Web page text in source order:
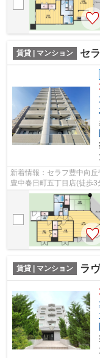
賃貸 | マンション セ
新着情報：セラフ豊中向
豊中春日町五丁目店(徒歩
好で常に新鮮な空気を送り
賃貸 | マンション ラ